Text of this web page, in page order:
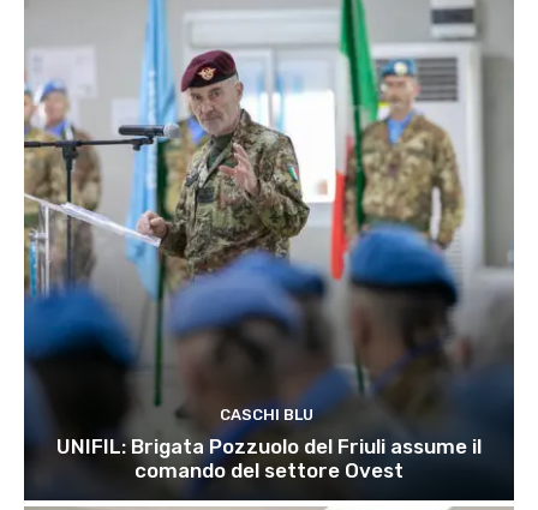
CASCHI BLU
UNIFIL: Brigata Pozzuolo del Friuli assume il
comando del settore Ovest